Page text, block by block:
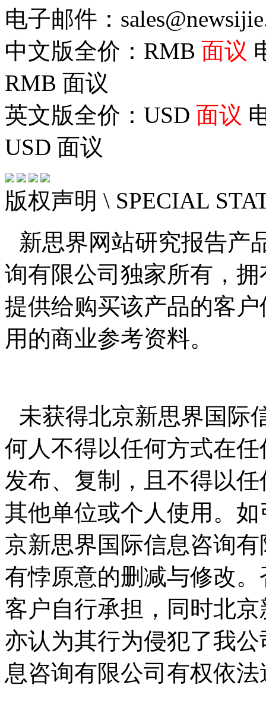
电子邮件：
中文版全价：RMB 面议
RMB 面议
英文版全价：USD 面议
USD 面议
版权声明 \ SPECIAL
新思界网站研究报告产
询有限公司独家所有，
提供给购买该产品的客
用的商业参考资料。
未获得北京新思界国际
何人不得以任何方式在
发布、复制，且不得以
其他单位或个人使用。
京新思界国际信息咨询
有悖原意的删减与修改
客户自行承担，同时北
亦认为其行为侵犯了我
息咨询有限公司有权依